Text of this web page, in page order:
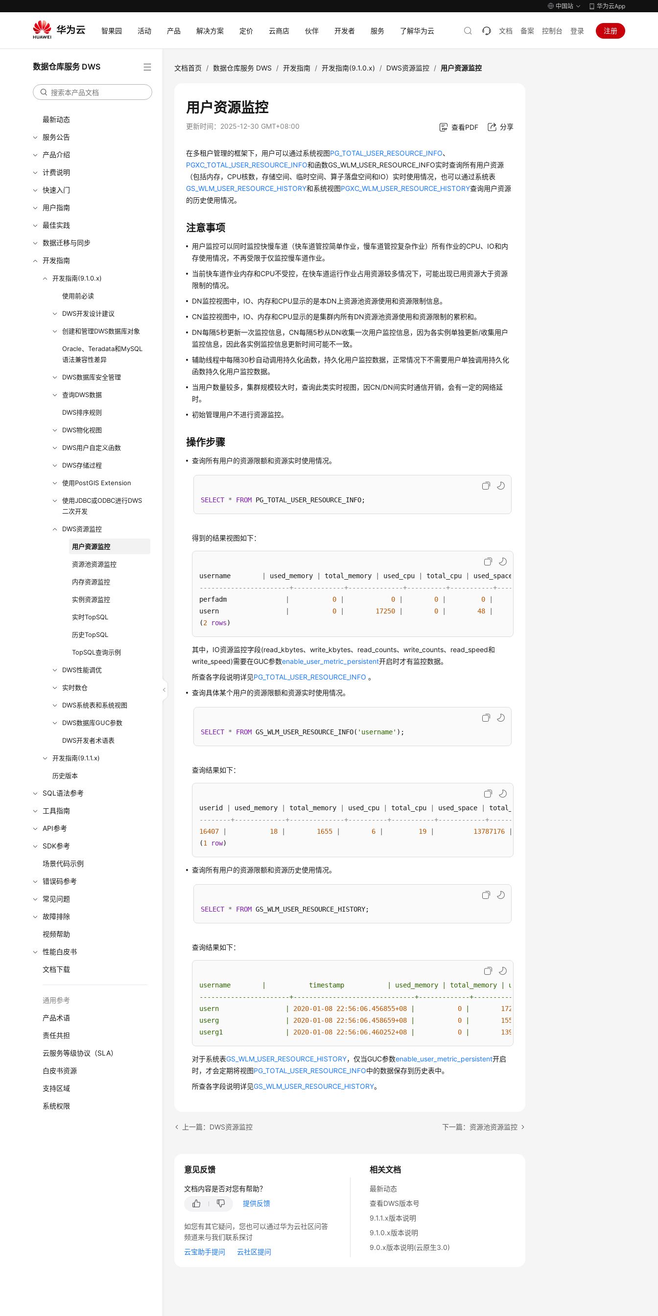
中国站 华为云App
智果园 活动 产品 解决方案 定价 云商店 伙伴 开发者 服务 了解华为云 文档 备案 控制台 登录 注册
数据仓库服务 DWS
最新动态
服务公告
产品介绍
计费说明
快速入门
用户指南
最佳实践
数据迁移与同步
开发指南
开发指南(9.1.0.x)
使用前必读
DWS开发设计建议
创建和管理DWS数据库对象
Oracle、Teradata和MySQL
语法兼容性差异
DWS数据库安全管理
查询DWS数据
DWS排序规则
DWS物化视图
DWS用户自定义函数
DWS存储过程
使用PostGIS Extension
使用JDBC或ODBC进行DWS
二次开发
DWS资源监控
用户资源监控
资源池资源监控
内存资源监控
实例资源监控
实时TopSQL
历史TopSQL
TopSQL查询示例
DWS性能调优
实时数仓
DWS系统表和系统视图
DWS数据库GUC参数
DWS开发者术语表
开发指南(9.1.1.x)
历史版本
SQL语法参考
工具指南
API参考
SDK参考
场景代码示例
错误码参考
常见问题
故障排除
视频帮助
性能白皮书
文档下载
通用参考
产品术语
责任共担
云服务等级协议（SLA）
白皮书资源
支持区域
系统权限
文档首页 / 数据仓库服务 DWS / 开发指南 / 开发指南(9.1.0.x) / DWS资源监控 / 用户资源监控
用户资源监控
更新时间： 2025-12-30 GMT+08:00 查看PDF 分享
在多租户管理的框架下，用户可以通过系统视图PG_TOTAL_USER_RESOURCE_INFO、
PGXC_TOTAL_USER_RESOURCE_INFO和函数GS_WLM_USER_RESOURCE_INFO实时查询所有用户资源
（包括内存，CPU核数，存储空间、临时空间、算子落盘空间和IO）实时使用情况，也可以通过系统表
GS_WLM_USER_RESOURCE_HISTORY和系统视图PGXC_WLM_USER_RESOURCE_HISTORY查询用户资源
的历史使用情况。
注意事项
用户监控可以同时监控快慢车道（快车道管控简单作业，慢车道管控复杂作业）所有作业的CPU、IO和内
存使用情况，不再受限于仅监控慢车道作业。
当前快车道作业内存和CPU不受控，在快车道运行作业占用资源较多情况下，可能出现已用资源大于资源
限制的情况。
DN监控视图中，IO、内存和CPU显示的是本DN上资源池资源使用和资源限制信息。
CN监控视图中，IO、内存和CPU显示的是集群内所有DN资源池资源使用和资源限制的累积和。
DN每隔5秒更新一次监控信息，CN每隔5秒从DN收集一次用户监控信息，因为各实例单独更新/收集用户
监控信息，因此各实例监控信息更新时间可能不一致。
辅助线程中每隔30秒自动调用持久化函数，持久化用户监控数据，正常情况下不需要用户单独调用持久化
函数持久化用户监控数据。
当用户数量较多，集群规模较大时，查询此类实时视图，因CN/DN间实时通信开销，会有一定的网络延
时。
初始管理用户不进行资源监控。
操作步骤
查询所有用户的资源限额和资源实时使用情况。
SELECT * FROM
得到的结果视图如下：
username used_memory total_memory used_cpu total_cpu used_space
-----------------------+-------------+--------------+----------+-----------+------------+-------------
perfadm
0 0 0 0
usern
0 17250 0 48
(2 rows)
其中，IO资源监控字段(read_kbytes、write_kbytes、read_counts、write_counts、read_speed和
write_speed)需要在GUC参数enable_user_metric_persistent开启时才有监控数据。
所查各字段说明详见PG_TOTAL_USER_RESOURCE_INFO 。
查询具体某个用户的资源限额和资源实时使用情况。
SELECT * FROM GS_WLM_USER_RESOURCE_INFO( 'username'
查询结果如下：
userid used_memory total_memory used_cpu total_cpu used_space total_space
--------+-------------+--------------+----------+-----------+------------+-------------+-----------------
16407
18 1655 6 19 13787176
(1 row)
查询所有用户的资源限额和资源历史使用情况。
SELECT * FROM
查询结果如下：
username timestamp used_memory total_memory used_cpu
-----------------------+-------------------------------+-------------+--------------+----------+-----------
usern
2020-01-08 22:56:06.456855+08 0 17250
userg
2020-01-08 22:56:06.458659+08 0 15525
userg1
2020-01-08 22:56:06.460252+08 0 13972
对于系统表GS_WLM_USER_RESOURCE_HISTORY，仅当GUC参数enable_user_metric_persistent开启
时，才会定期将视图PG_TOTAL_USER_RESOURCE_INFO中的数据保存到历史表中。
所查各字段说明详见GS_WLM_USER_RESOURCE_HISTORY。
上一篇：DWS资源监控 下一篇：资源池资源监控
相关文档
最新动态
查看DWS版本号
9.1.1.x版本说明
9.1.0.x版本说明
9.0.x版本说明(云原生3.0)
意见反馈
文档内容是否对您有帮助？
提供反馈
如您有其它疑问，您也可以通过华为云社区问答
频道来与我们联系探讨
云宝助手提问
云社区提问